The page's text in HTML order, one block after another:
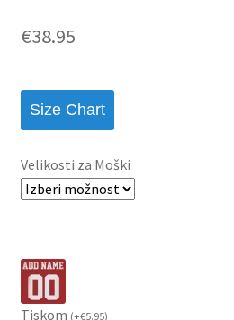
€38.95
Size Chart
Velikosti za Moški
Tiskom (+€5.95)